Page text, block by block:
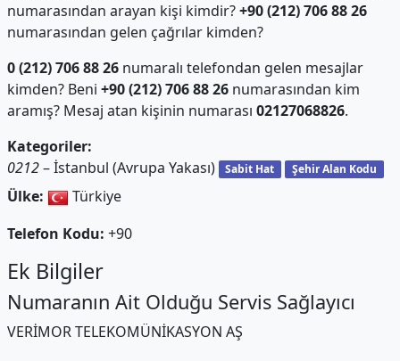
numarasından arayan kişi kimdir?+90 (212) 706 88 26
numarasından gelen çağrılar kimden?
0 (212) 706 88 26numaralı telefondan gelen mesajlar
kimden? Beni +90 (212) 706 88 26numarasından kim
aramış? Mesaj atan kişinin numarası 02127068826.
Kategoriler:
0212– İstanbul (Avrupa Yakası) Sabit Hat Şehir Alan Kodu
Ülke:
Türkiye
Telefon Kodu: +90
Ek Bilgiler
Numaranın Ait Olduğu Servis Sağlayıcı
VERİMOR TELEKOMÜNİKASYON AŞ